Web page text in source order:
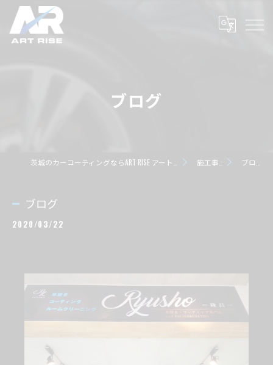
ブログ
施工事例 ブログ
ブログ
2020/03/22